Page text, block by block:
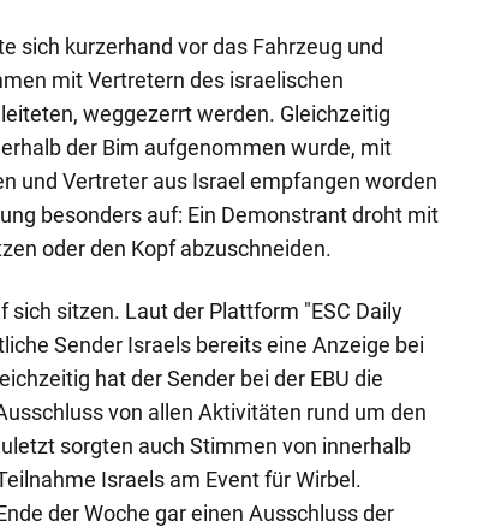
sich kurzerhand vor das Fahrzeug und
mit Vertretern des israelischen
weggezerrt werden. Gleichzeitig
der Bim aufgenommen wurde, mit
und Vertreter aus Israel empfangen worden
besonders auf: Ein Demonstrant droht mit
oder den Kopf abzuschneiden.
sich sitzen. Laut der Plattform "ESC Daily
Sender Israels bereits eine Anzeige bei
hat der Sender bei der EBU die
von allen Aktivitäten rund um den
sorgten auch Stimmen von innerhalb
Israels am Event für Wirbel.
der Woche gar einen Ausschluss der